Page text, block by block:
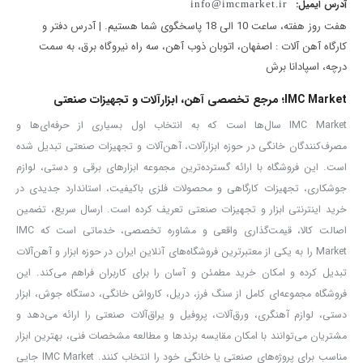
توان مصرفی
2000 وات
تنظیمات حرارت 3 حالته
حالت 2 450°C / 250 لیتر در دقیقه
حالت 3 600°C / 500 لیتر در دقیقه
نوع موتور صنعتی، بادوام
جنس المنت استیل با عایق حرارتی 10 لایه
کابل برق استاندارد VDE (ساخت آلمان)
متعلقات همراه کیف BMC، 4 نازل، دفترچه راهنما، کارت گارانتی
آدرس ایمیل: info@imcmarket.ir
هفت روز هفته، ساعت 10 الی 18 پاسخگوی شما هستیم. | آدرس دفتر و
کارگاه آهن آلات : اصفهان، اتوبان ذوب آهن، سه راه نیروگاه برق، به سمت
درچه، اسپادانا برش
IMC Market؛ مرجع تخصصی آهن، ابزارآلات و تجهیزات صنعتی
IMC Market سال‌ها است که به انتخاب اول بسیاری از حرفه‌ای‌ها و
مصرف‌کنندگان خانگی در حوزه ابزارآلات، آهن‌آلات و تجهیزات صنعتی تبدیل شده
است. این فروشگاه با ارائه گسترده‌ترین مجموعه ابزارهای برقی و دستی، لوازم
جوشکاری، تجهیزات کارگاهی و محصولات فلزی باکیفیت، استاندارد جدیدی در
خرید اینترنتی ابزار و تجهیزات صنعتی تعریف کرده است. ارسال سریع، تضمین
اصالت کالا، قیمت‌گذاری واقعی و مشاوره تخصصی، خدماتی است که IMC
Market را به یکی از معتبرترین فروشگاه‌های آنلاین ایران در حوزه ابزار و آهن‌آلات
تبدیل کرده و امکان خرید مطمئن و آسان را برای کاربران فراهم می‌کند. این
فروشگاه مجموعه‌ای کامل از سنگ فرز، دریل، کارواش خانگی، دستگاه جوش، ابزار
دستی، لوازم آهنگری، ورق‌آلات، پروفیل و یراق‌آلات صنعتی را ارائه می‌دهد و
مشتریان می‌توانند با امکان مقایسه برندها و مطالعه مشخصات فنی، بهترین ابزار
مناسب برای پروژه‌های صنعتی یا خانگی خود را انتخاب کنند. IMC Market جایی